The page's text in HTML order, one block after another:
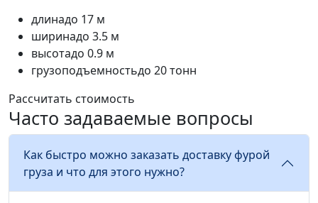
длинадо 17 м
ширинадо 3.5 м
высотадо 0.9 м
грузоподъемностьдо 20 тонн
Рассчитать стоимость
Часто задаваемые вопросы
Как быстро можно заказать доставку фурой
груза и что для этого нужно?